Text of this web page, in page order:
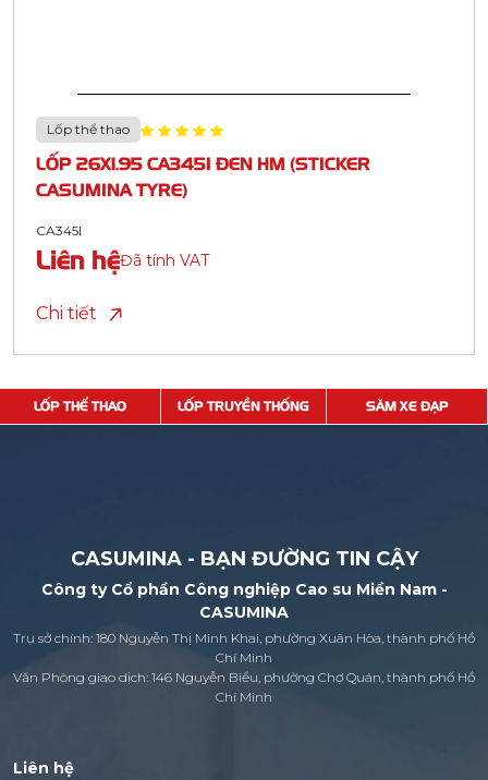
Lốp thể thao
LỐP 26X1.95 CA345I ĐEN HM (STICKER
CASUMINA TYRE)
CA345I
Liên hệĐã tính VAT
Chi tiết
LỐP THỂ THAO LỐP TRUYỀN THỐNG SĂM XE ĐẠP
CASUMINA - BẠN ĐƯỜNG TIN CẬY
Công ty Cổ phần Công nghiệp Cao su Miền Nam -
CASUMINA
Trụ sở chính: 180 Nguyễn Thị Minh Khai, phường Xuân Hòa, thành phố Hồ
Chí Minh
Văn Phòng giao dịch: 146 Nguyễn Biểu, phường Chợ Quán, thành phố Hồ
Chí Minh
Liên hệ